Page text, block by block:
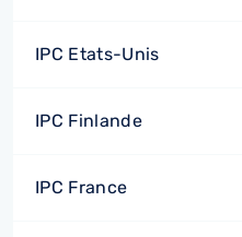
IPC Etats-Unis
IPC Finlande
IPC France